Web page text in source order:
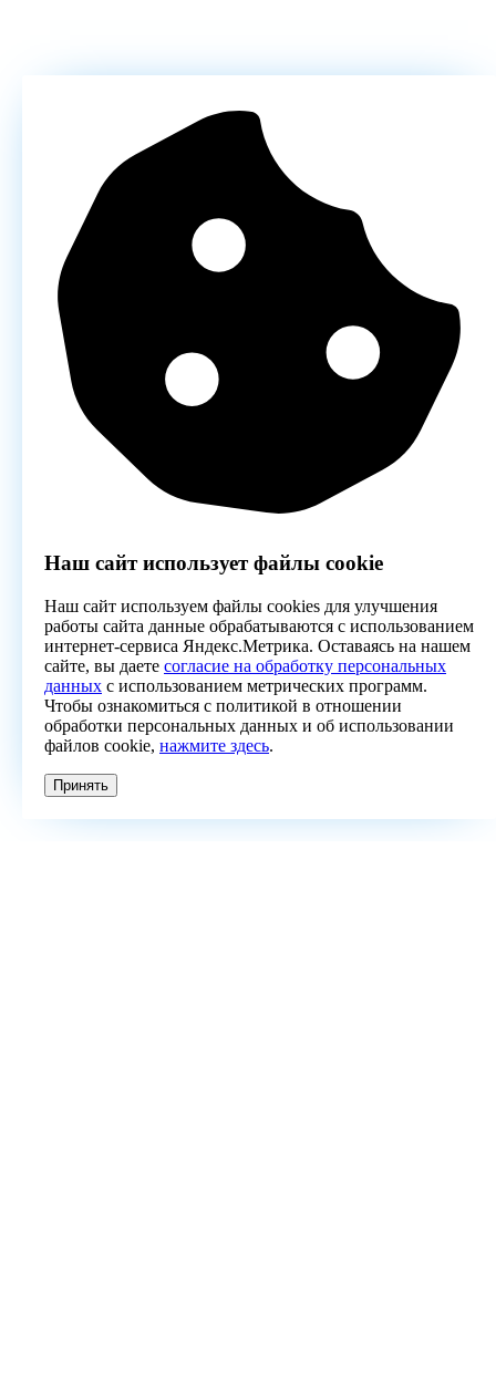
Наш сайт использует файлы cookie
Наш сайт используем файлы cookies для улучшения
работы сайта данные обрабатываются с использованием
интернет-сервиса Яндекс.Метрика. Оставаясь на нашем
сайте, вы даете согласие на обработку персональных
данных с использованием метрических программ.
Чтобы ознакомиться с политикой в отношении
обработки персональных данных и об использовании
файлов cookie, нажмите здесь.
Принять